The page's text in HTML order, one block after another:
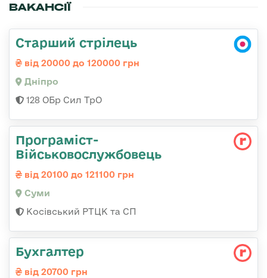
ВАКАНСІЇ
Старший стрілець
від 20000 до 120000 грн
Дніпро
128 ОБр Сил ТрО
Програміст-
Військовослужбовець
від 20100 до 121100 грн
Суми
Косівський РТЦК та СП
Бухгалтер
від 20700 грн